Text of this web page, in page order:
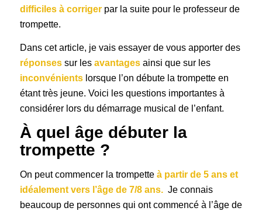
difficiles à corrigerpar la suite pour le professeur de
trompette.
Dans cet article, je vais essayer de vous apporter des
réponsessur les avantagesainsi que sur les
inconvénientslorsque l’on débute la trompette en
étant très jeune. Voici les questions importantes à
considérer lors du démarrage musical de l’enfant.
À quel âge débuter la
trompette ?
On peut commencer la trompette à partir de 5 ans et
idéalement vers l’âge de 7/8 ans. Je connais
beaucoup de personnes qui ont commencé à l’âge de